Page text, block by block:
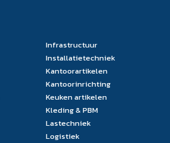
Infrastructuur
Installatietechniek
Kantoorartikelen
Kantoorinrichting
Keuken artikelen
Kleding & PBM
Lastechniek
Logistiek